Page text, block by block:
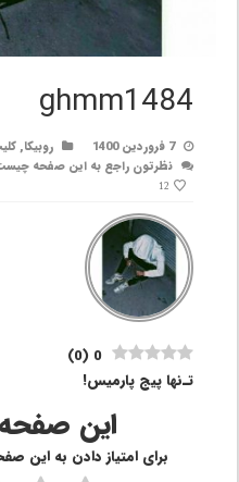
ghmm1484
7 فروردین 1400 روبیکا,
نظرتون راجع به این صفحه
12
0
(
0
)
تـ‌نها پیج پارمیس!
این
برای امتیاز دادن به این